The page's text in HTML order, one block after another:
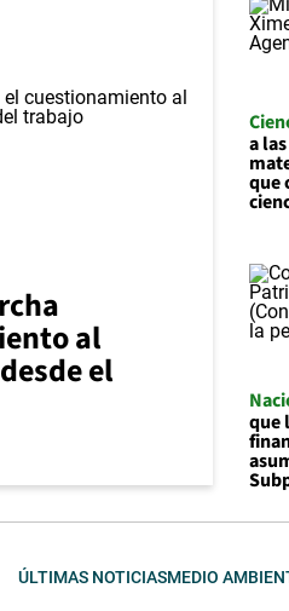
al
el
a
que
que
ÚLTIMAS NOTICIASMEDIO